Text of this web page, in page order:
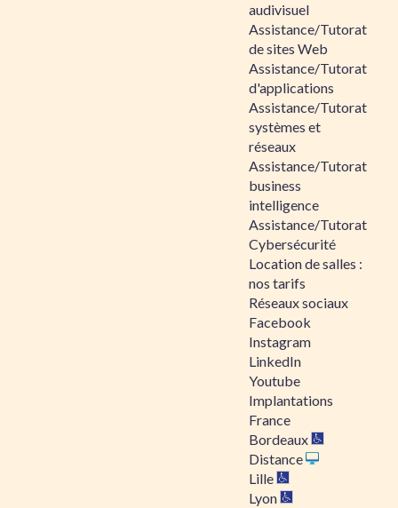
audivisuel
Assistance/Tutorat
de sites Web
Assistance/Tutorat
d'applications
Assistance/Tutorat
systèmes et
réseaux
Assistance/Tutorat
business
intelligence
Assistance/Tutorat
Cybersécurité
Location de salles :
nos tarifs
Réseaux sociaux
Facebook
Instagram
LinkedIn
Youtube
Implantations
France
Bordeaux
Distance
Lille
Lyon